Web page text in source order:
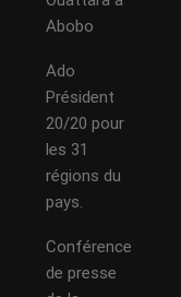
Abobo
Ado
Président
20/20 pour
les 31
régions du
pays.
Conférence
de presse